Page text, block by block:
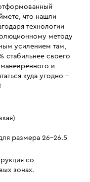
что нашли
технологии
методу
усилением там,
стабильнее своего
и
куда угодно –
для размера 26-26.5
со
зонах.